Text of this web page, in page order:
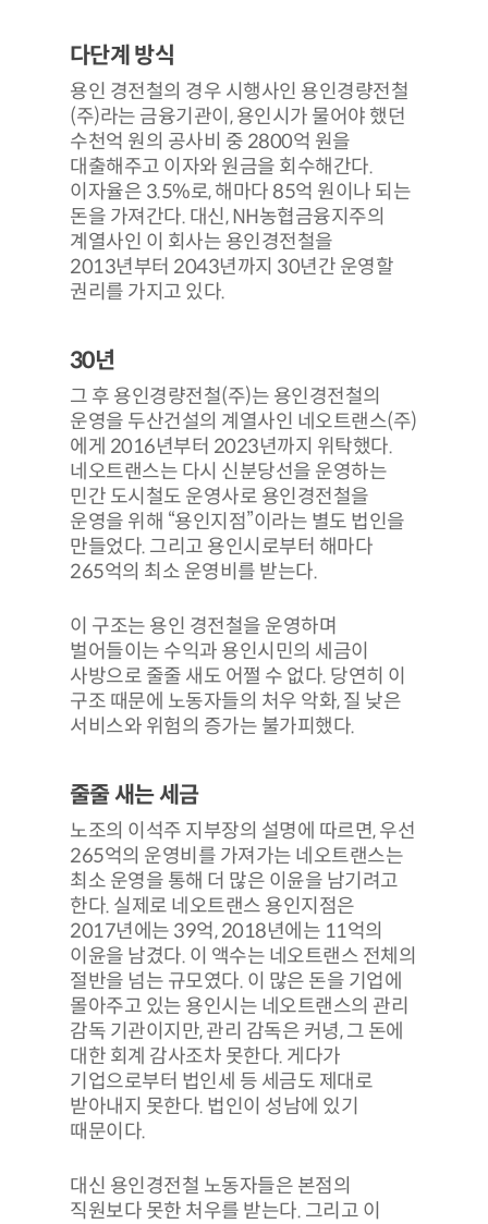
다단계 방식
용인 경전철의 경우 시행사인 용인경량전철
(주)라는 금융기관이, 용인시가 물어야 했던
수천억 원의 공사비 중 2800억 원을
대출해주고 이자와 원금을 회수해간다.
이자율은 3.5%로, 해마다 85억 원이나 되는
돈을 가져간다. 대신, NH농협금융지주의
계열사인 이 회사는 용인경전철을
2013년부터 2043년까지 30년간 운영할
권리를 가지고 있다.
30년
그 후 용인경량전철(주)는 용인경전철의
운영을 두산건설의 계열사인 네오트랜스(주)
에게 2016년부터 2023년까지 위탁했다.
네오트랜스는 다시 신분당선을 운영하는
민간 도시철도 운영사로 용인경전철을
운영을 위해 “용인지점”이라는 별도 법인을
만들었다. 그리고 용인시로부터 해마다
265억의 최소 운영비를 받는다.
이 구조는 용인 경전철을 운영하며
벌어들이는 수익과 용인시민의 세금이
사방으로 줄줄 새도 어쩔 수 없다. 당연히 이
구조 때문에 노동자들의 처우 악화, 질 낮은
서비스와 위험의 증가는 불가피했다.
줄줄 새는 세금
노조의 이석주 지부장의 설명에 따르면, 우선
265억의 운영비를 가져가는 네오트랜스는
최소 운영을 통해 더 많은 이윤을 남기려고
한다. 실제로 네오트랜스 용인지점은
2017년에는 39억, 2018년에는 11억의
이윤을 남겼다. 이 액수는 네오트랜스 전체의
절반을 넘는 규모였다. 이 많은 돈을 기업에
몰아주고 있는 용인시는 네오트랜스의 관리
감독 기관이지만, 관리 감독은 커녕, 그 돈에
대한 회계 감사조차 못한다. 게다가
기업으로부터 법인세 등 세금도 제대로
받아내지 못한다. 법인이 성남에 있기
때문이다.
대신 용인경전철 노동자들은 본점의
직원보다 못한 처우를 받는다. 그리고 이